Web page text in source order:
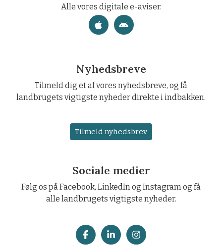
Alle vores digitale e-aviser.
Nyhedsbreve
Tilmeld dig et af vores nyhedsbreve, og få
landbrugets vigtigste nyheder direkte i indbakken.
Tilmeld nyhedsbrev
Sociale medier
Følg os på Facebook, LinkedIn og Instagram og få
alle landbrugets vigtigste nyheder.